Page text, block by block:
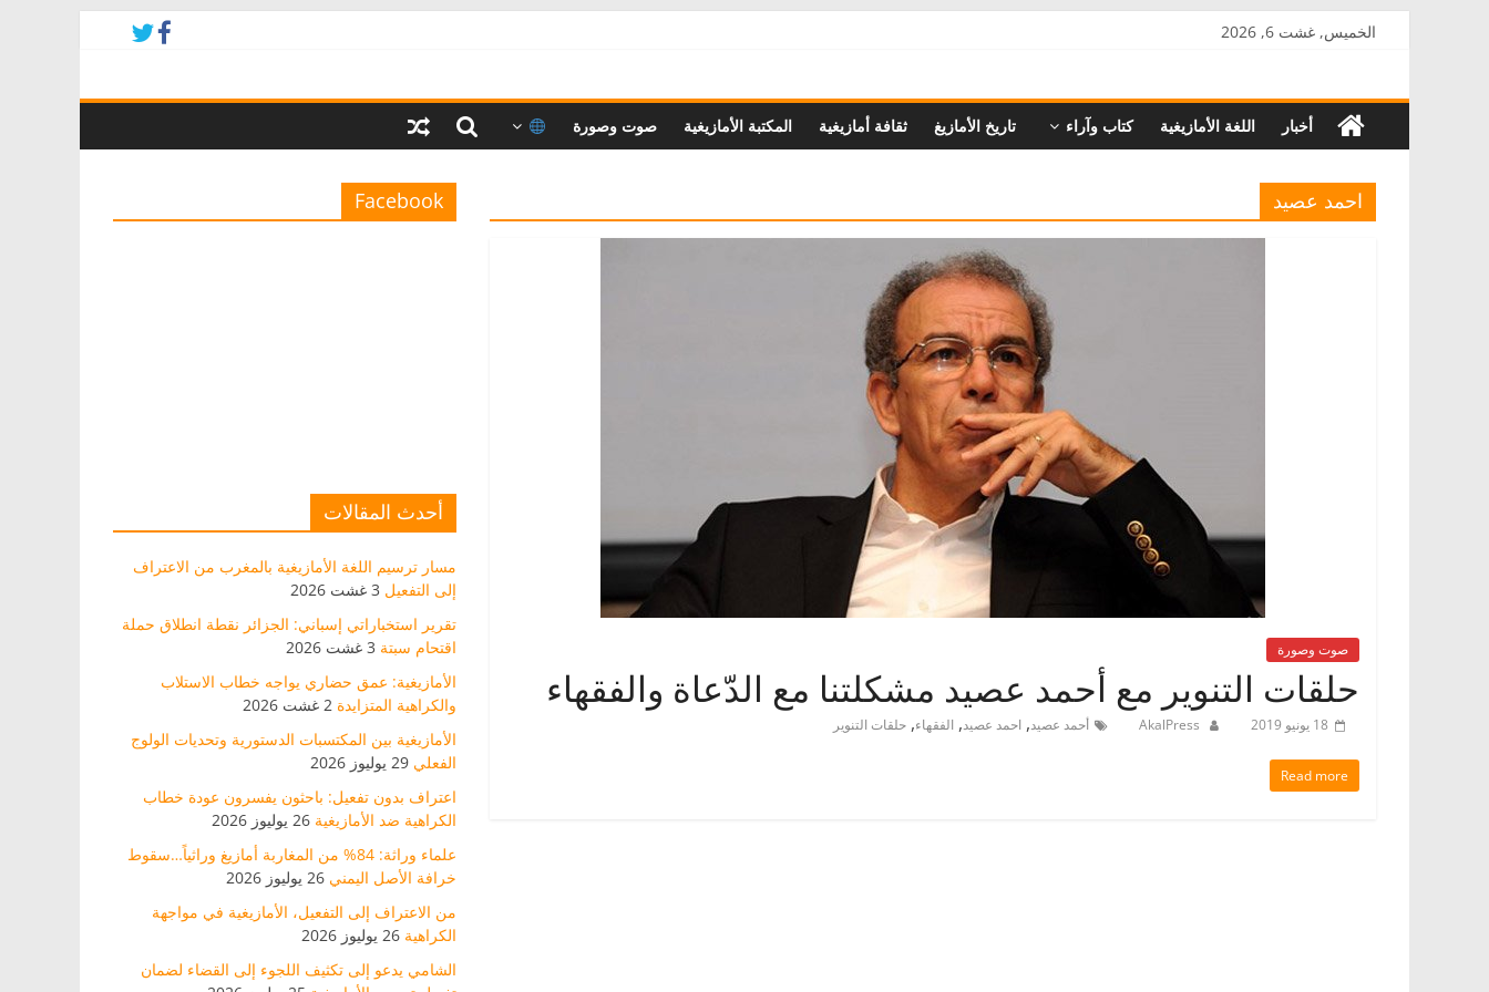
الخميس, غشت 6, 2026
AkalPress
منبر
المغرب
أخبار اللغة الأمازيغية كتاب وآراء تاريخ الأمازيغ ثقافة أمازيغية المكتبة الأمازيغية صوت وصورة
احمد عصيد
صوت وصورة
حلقات التنوير مع أحمد عصيد مشكلتنا مع الدّعاة والفقهاء
18 يونيو 2019 AkalPress أحمد عصيد, احمد عصيد, الفقهاء, حلقات التنوير
Read more
Facebook
أحدث المقالات
مسار ترسيم اللغة الأمازيغية بالمغرب من الاعتراف
إلى التفعيل 3 غشت 2026
تقرير استخباراتي إسباني: الجزائر نقطة انطلاق حملة
اقتحام سبتة 3 غشت 2026
الأمازيغية: عمق حضاري يواجه خطاب الاستلاب
والكراهية المتزايدة 2 غشت 2026
الأمازيغية بين المكتسبات الدستورية وتحديات الولوج
الفعلي 29 يوليوز 2026
اعتراف بدون تفعيل: باحثون يفسرون عودة خطاب
الكراهية ضد الأمازيغية 26 يوليوز 2026
علماء وراثة: 84% من المغاربة أمازيغ وراثياً…سقوط
خرافة الأصل اليمني 26 يوليوز 2026
من الاعتراف إلى التفعيل، الأمازيغية في مواجهة
الكراهية 26 يوليوز 2026
الشامي يدعو إلى تكثيف اللجوء إلى القضاء لضمان